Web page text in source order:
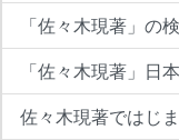
「佐々木現著」の
「佐々木現著」日
佐々木現著ではじ